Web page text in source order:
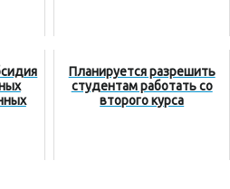
Планируется разрешить
студентам работать со
второго курса